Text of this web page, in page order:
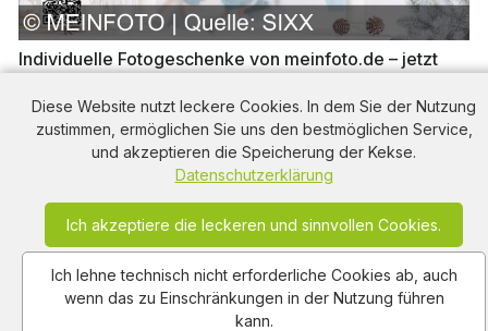
Diese Website nutzt leckere Cookies. In dem Sie der Nutzung
zustimmen, ermöglichen Sie uns den bestmöglichen Service,
und akzeptieren die Speicherung der Kekse.
Datenschutzerklärung
Ich akzeptiere die leckeren und sinnvollen Cookies.
Ich lehne technisch nicht erforderliche Cookies ab, auch
wenn das zu Einschränkungen in der Nutzung führen
kann.
Individuelle Fotogeschenke von meinfoto.de – jetzt
bestellen und pünktlich zu Weihnachten liefern lassen
362 views 0:20 2025-12-02
Schöner Wohnen Werbungaus dem Jahr 2025 in
Deutschland, mit dem von uns gewählten Titel:
"Verwandeln Sie Ihr Zuhause in eine Oase der
Ruhe mit Schöner Wohnen Kollektion!" mit der
Kurzbeschreibung: "Ich bin deine Oase der Ruhe
und bringe belebende Energie. Ich biete vielseitige